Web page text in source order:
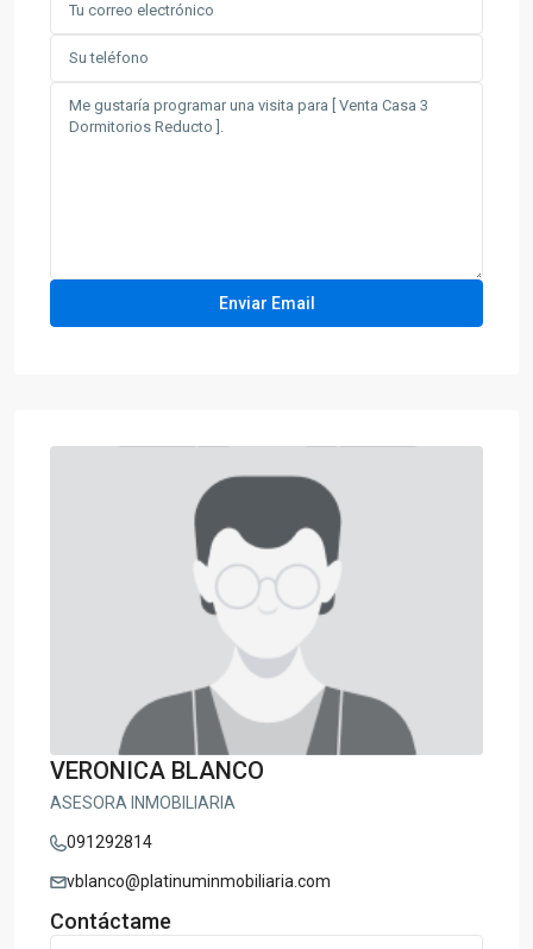
VERONICA BLANCO
ASESORA INMOBILIARIA
091292814
vblanco@platinuminmobiliaria.com
Contáctame